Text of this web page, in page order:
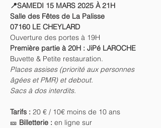
📍SAMEDI 15 MARS 2025 À 21H
Salle des Fêtes de La Palisse
07160 LE CHEYLARD
Ouverture des portes à 19H
Première partie à 20H : JiPé LAROCHE
Buvette & Petite restauration.
Places assises (priorité aux personnes
âgées et PMR) et debout.
Sacs à dos interdits.
Tarifs : 20 € / 10€ moins de 10 ans
🎫 Billetterie : en ligne sur